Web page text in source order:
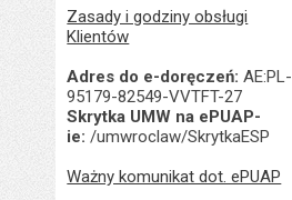
Zasady i godziny obsługi
Klientów
Adres do e-doręczeń: AE:PL-
95179-82549-VVTFT-27
Skrytka UMW na ePUAP-
ie: /umwroclaw/SkrytkaESP
Ważny komunikat dot. ePUAP